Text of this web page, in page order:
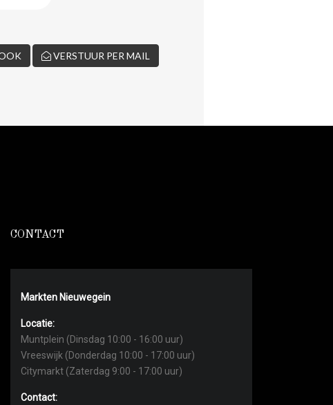
VERSTUUR PER MAIL
CONTACT
Markten Nieuwegein
Locatie:
Muntplein (Dinsdag 10:00 - 16:00 uur)
Vreeswijk (Donderdag 10:00 - 17:00 uur)
Citymarkt (Zaterdag 9:00 - 17:00 uur)
Contact: